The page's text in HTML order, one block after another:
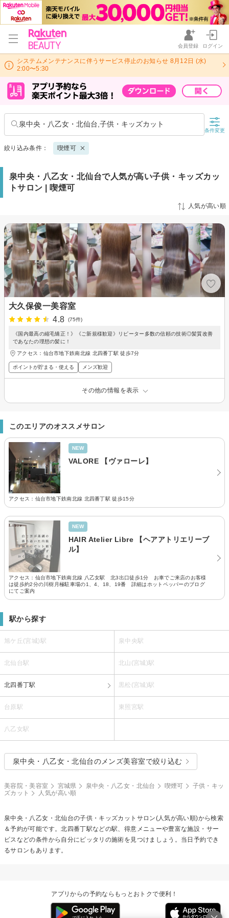
会員登録 ログイン
システムメンテナンスに伴うサービス停止のお知らせ 8月12日 (水)
2:00〜5:30
泉中央・八乙女・北仙台,子供・キッズカット
条件変更
絞り込み条件： 喫煙可
泉中央・八乙女・北仙台で人気が高い子供・キッズカッ
トサロン | 喫煙可
人気が高い順
大久保俊一美容室
4.8
(75件)
《国内最高の縮毛矯正！》《ご新規様歓迎》リピーター多数の信頼の技術◎髪質改善
であなたの理想の髪に！
アクセス：仙台市地下鉄南北線 北四番丁駅 徒歩7分
ポイントが貯まる・使える メンズ歓迎
その他の情報を表示
このエリアのオススメサロン
NEW
VALORE 【ヴァローレ】
アクセス：仙台市地下鉄南北線 北四番丁駅 徒歩15分
NEW
HAIR Atelier Libre 【ヘアアトリエリーブ
ル】
アクセス：仙台市地下鉄南北線 八乙女駅 北3出口徒歩1分 お車でご来店のお客様
は徒歩約2分の川樹月極駐車場の1、4、18、19番 詳細はホットペッパーのブログ
にてご案内
駅から探す
旭ケ丘(宮城)駅 泉中央駅
北仙台駅 北山(宮城)駅
北四番丁駅 黒松(宮城)駅
台原駅 東照宮駅
八乙女駅
泉中央・八乙女・北仙台のメンズ美容室で絞り込む
美容院・美容室 宮城県 泉中央・八乙女・北仙台 喫煙可
子供・キッ
ズカット
人気が高い順
泉中央・八乙女・北仙台の子供・キッズカット サロン(人気が高い順)から検索
＆予約が可能です。北四番丁駅などの駅、得意メニューや豊富な施設・サー
ビスなどの条件から自分にピッタリの施術を見つけましょう。当日予約でき
るサロンもあります。
アプリからの予約ならもっとおトクで便利！